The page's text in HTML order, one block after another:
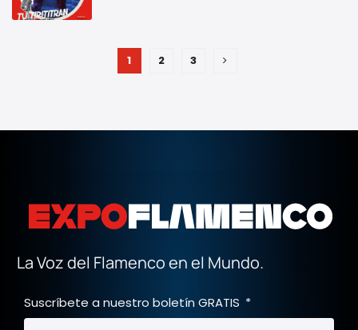
1 2 3
La Voz del Flamenco en el Mundo.
Suscríbete a nuestro boletín GRATIS